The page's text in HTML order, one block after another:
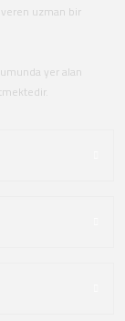
veren uzman bir
yer alan